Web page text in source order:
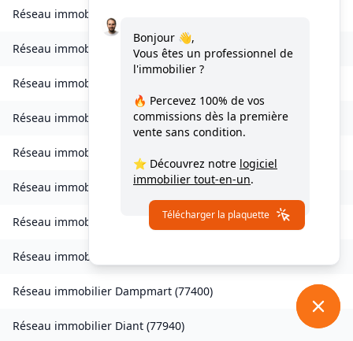
Réseau immobilier
Réseau immobilier Combs-la-Ville(77380)
Réseau immobilier
Réseau immobilier Condé-Sainte-Libiaire( 77450)
Réseau immobilier
Réseau immobilier Courchamp(77560)
Réseau immobilier Crouy-sur-Ourcq(77840)
Réseau immobilier
Réseau immobilier Dampmart (77400)
Réseau immobilier Diant (77940)
Bonjour 👋,
Vous êtes un professionnel de
l'immobilier ?
🔥 Percevez 100% de vos
commissions dès la première
vente sans condition.
⭐ Découvrez notre logiciel
immobilier tout-en-un.
Télécharger la plaquette